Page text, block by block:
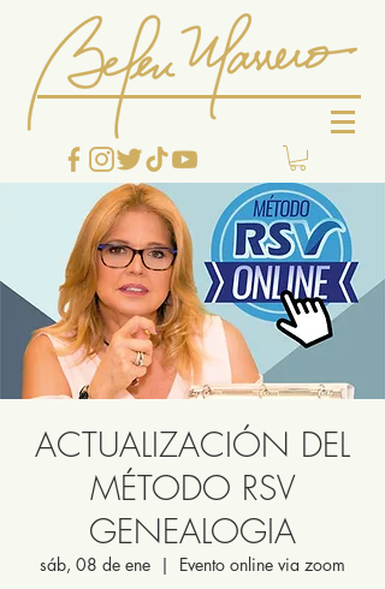
ACTUALIZACIÓN DEL
MÉTODO RSV
GENEALOGIA
sáb, 08 de ene
  |
Evento online via zoom